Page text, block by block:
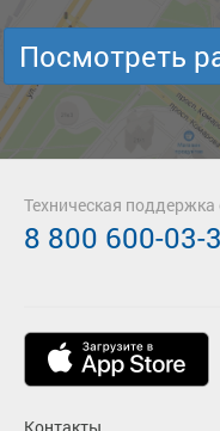
Посмотреть
Техническая поддержка
8 800 600-03-